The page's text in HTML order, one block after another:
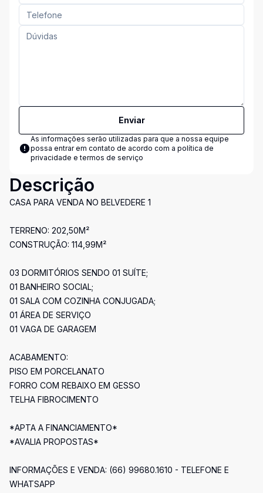
Enviar
As informações serão utilizadas para que a nossa equipe
possa entrar em contato de acordo com a política de
privacidade e termos de serviço
Descrição
CASA PARA VENDA NO BELVEDERE 1
TERRENO: 202,50M²
CONSTRUÇÃO: 114,99M²
03 DORMITÓRIOS SENDO 01 SUÍTE;
01 BANHEIRO SOCIAL;
01 SALA COM COZINHA CONJUGADA;
01 ÁREA DE SERVIÇO
01 VAGA DE GARAGEM
ACABAMENTO:
PISO EM PORCELANATO
FORRO COM REBAIXO EM GESSO
TELHA FIBROCIMENTO
*APTA A FINANCIAMENTO*
*AVALIA PROPOSTAS*
INFORMAÇÕES E VENDA: (66) 99680.1610 - TELEFONE E
WHATSAPP